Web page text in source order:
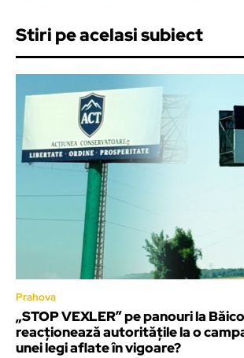
Stiri pe acelasi subiect
Prahova
„STOP VEXLER” pe panouri la
reacționează autoritățile la o
unei legi aflate în vigoare?